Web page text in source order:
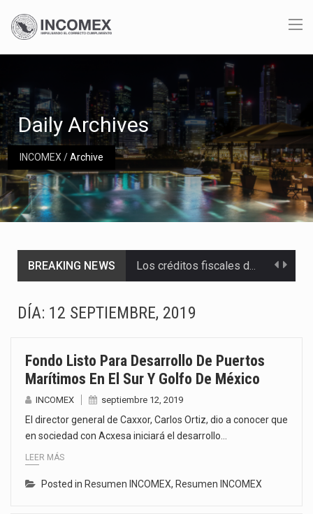
INCOMEX/Archive
Daily Archives
BREAKING NEWS
El gobierno de Estados Unidos anunciará un arancel del 15 % sobre los productos fabricados…
El derecho a la previsibilidad de los horarios de trabajo en turnos rotativos podría ser…
Las métricas tradicionales de los parques industriales —absorción, ocupación y metros cuadrados desarrollados— resultan insuficientes…
DÍA: 12 SEPTIEMBRE, 2019
Fondo Listo Para Desarrollo De Puertos
Marítimos En El Sur Y Golfo De México
INCOMEX septiembre 12, 2019
El director general de Caxxor, Carlos Ortiz, dio a conocer que
en sociedad con Acxesa iniciará el desarrollo…
LEER MÁS
Posted in Resumen INCOMEX, Resumen INCOMEX